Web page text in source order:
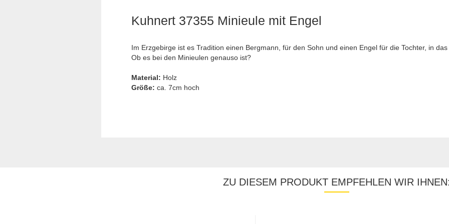
Kuhnert 37355 Minieule mit Engel
Im Erzgebirge ist es Tradition einen Bergmann, für den Sohn und einen Engel für die Tochter, in das
Ob es bei den Minieulen genauso ist?
Material: Holz
Größe: ca. 7cm hoch
ZU DIESEM PRODUKT EMPFEHLEN WIR IHNEN: